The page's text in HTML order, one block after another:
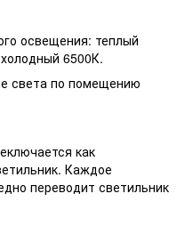
освещения: теплый
6500К.
света по помещению
как
Каждое
переводит светильник